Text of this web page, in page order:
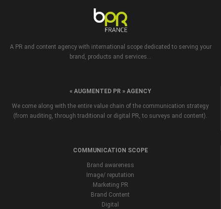
A PR and content agency with international scope dedicated to serving your
brand, products and services...
« AUGMENTED PR » AGENCY
We come along with the entire value chain of the communication strategy
(from auditing, through traditional or digital PR, to surveys and content).
COMMUNICATION SCOPE
Brand awareness
Image/ reputation
Marketing PR
Brand Content
Digital